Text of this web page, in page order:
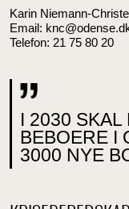
Karin Niemann-
Email:
Telefon: 21 75 80 20
I 2030
BEBOERE I
3000 NYE